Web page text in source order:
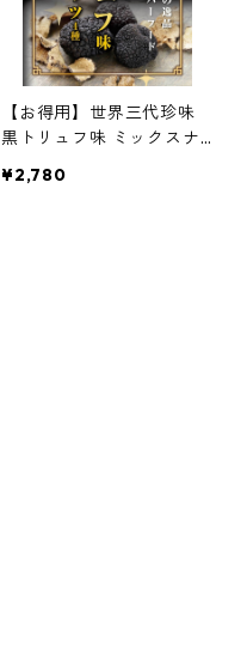
【お得用】世界三代珍味
黒トリュフ味 ミックスナ
¥2,780